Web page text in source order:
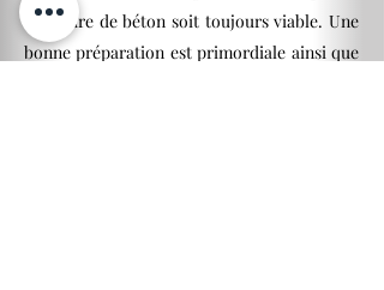
structure de béton soit toujours viable. Une
bonne préparation est primordiale ainsi que